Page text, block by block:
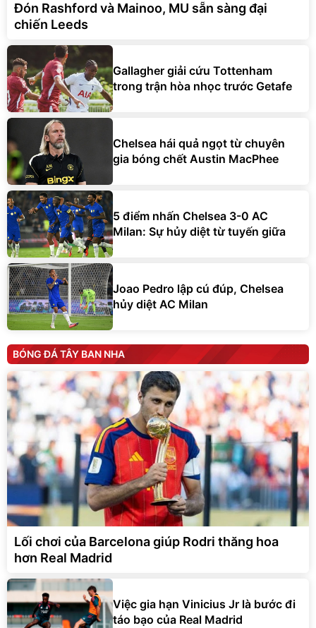
Đón Rashford và Mainoo, MU sẵn sàng đại
chiến Leeds
Gallagher giải cứu Tottenham
trong trận hòa nhọc trước Getafe
Chelsea hái quả ngọt từ chuyên
gia bóng chết Austin MacPhee
5 điểm nhấn Chelsea 3-0 AC
Milan: Sự hủy diệt từ tuyến giữa
Joao Pedro lập cú đúp, Chelsea
hủy diệt AC Milan
BÓNG ĐÁ TÂY BAN NHA
Lối chơi của Barcelona giúp Rodri thăng hoa
hơn Real Madrid
Việc gia hạn Vinicius Jr là bước đi
táo bạo của Real Madrid